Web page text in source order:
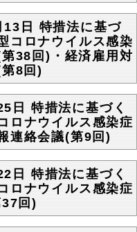
日 特措法に基づ
コロナウイルス感染
38回)・経済雇用対
8回)
日 特措法に基づく
ロナウイルス感染症
連絡会議(第9回)
日 特措法に基づく
ロナウイルス感染症
回)